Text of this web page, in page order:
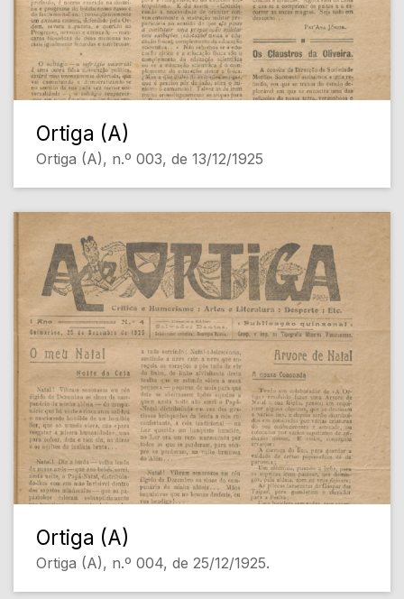
Ortiga (A)
Ortiga (A), n.º 003, de 13/12/1925
Ortiga (A)
Ortiga (A), n.º 004, de 25/12/1925.